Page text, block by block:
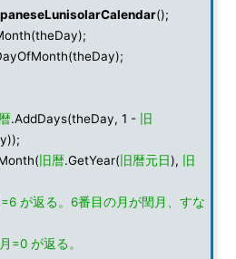
();
.AddDays(theDay, 1 - 旧
旧暦.GetYear( 旧暦元日),
旧
が返る。6番目の月が閏月、すな
=0 が返る。